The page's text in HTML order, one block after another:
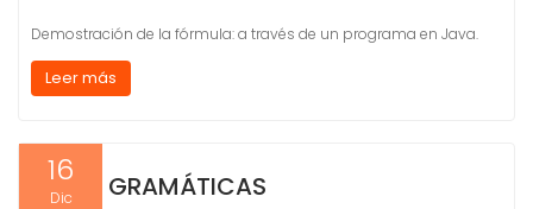
Demostración de la fórmula: a través de un programa en Java.
Leer más
16
Dic GRAMÁTICAS